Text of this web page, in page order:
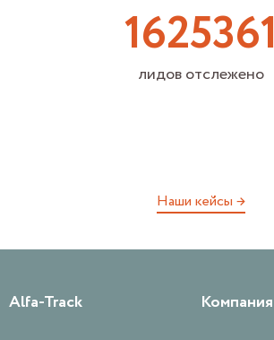
1625361
лидов отслежено
Наши кейсы →
Alfa-Track Компания